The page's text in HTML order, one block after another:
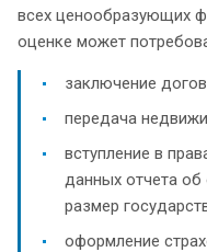
всех ценообразующих
оценке может
заключение
передача
вступление в
данных отчета об
размер
оформление